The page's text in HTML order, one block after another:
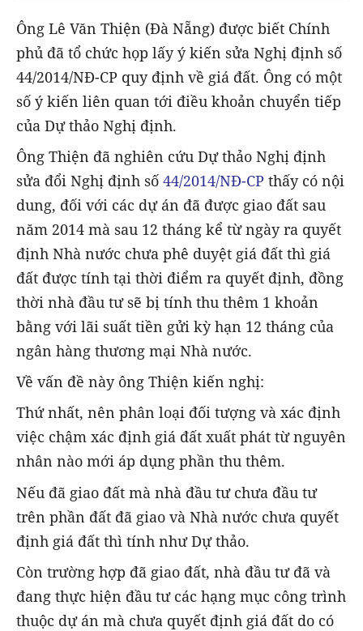
Ông Lê Văn Thiện (Đà Nẵng) được biết Chính
phủ đã tổ chức họp lấy ý kiến sửa Nghị định số
44/2014/NĐ-CP quy định về giá đất. Ông có một
số ý kiến liên quan tới điều khoản chuyển tiếp
của Dự thảo Nghị định.
Ông Thiện đã nghiên cứu Dự thảo Nghị định
sửa đổi Nghị định số 44/2014/NĐ-CP thấy có nội
dung, đối với các dự án đã được giao đất sau
năm 2014 mà sau 12 tháng kể từ ngày ra quyết
định Nhà nước chưa phê duyệt giá đất thì giá
đất được tính tại thời điểm ra quyết định, đồng
thời nhà đầu tư sẽ bị tính thu thêm 1 khoản
bằng với lãi suất tiền gửi kỳ hạn 12 tháng của
ngân hàng thương mại Nhà nước.
Về vấn đề này ông Thiện kiến nghị:
Thứ nhất, nên phân loại đối tượng và xác định
việc chậm xác định giá đất xuất phát từ nguyên
nhân nào mới áp dụng phần thu thêm.
Nếu đã giao đất mà nhà đầu tư chưa đầu tư
trên phần đất đã giao và Nhà nước chưa quyết
định giá đất thì tính như Dự thảo.
Còn trường hợp đã giao đất, nhà đầu tư đã và
đang thực hiện đầu tư các hạng mục công trình
thuộc dự án mà chưa quyết định giá đất do có